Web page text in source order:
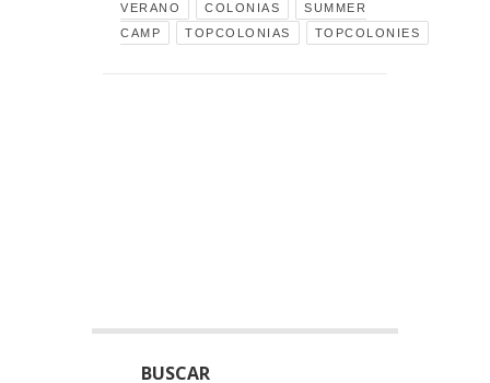
VERANO
COLONIAS
SUMMER
CAMP
TOPCOLONIAS TOPCOLONIES
BUSCAR